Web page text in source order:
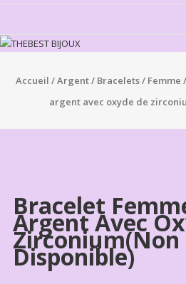
Accueil /Argent/ Bracelets/ Femme
argent avec oxyde de
Bracelet
Argent Avec
Zirconium(non
Disponible)